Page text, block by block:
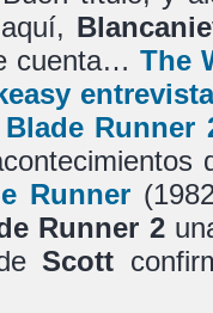
cuenta… The
Blade Runner
Runner
Runner 2
Scott